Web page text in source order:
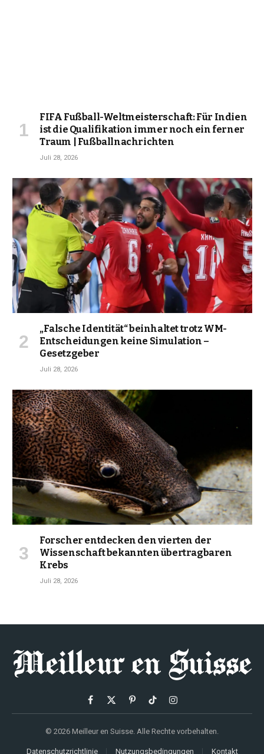
FIFA Fußball-Weltmeisterschaft: Für Indien
ist die Qualifikation immer noch ein ferner
Traum | Fußballnachrichten
Juli 28, 2026
„Falsche Identität“ beinhaltet trotz WM-
Entscheidungen keine Simulation –
Gesetzgeber
Juli 28, 2026
Forscher entdecken den vierten der
Wissenschaft bekannten übertragbaren
Krebs
Juli 28, 2026
Facebook
X
PinterestTikTokInstagram
© 2026 Meilleur en Suisse. Alle Rechte vorbehalten.
Datenschutzrichtlinie Nutzungsbedingungen Kontakt